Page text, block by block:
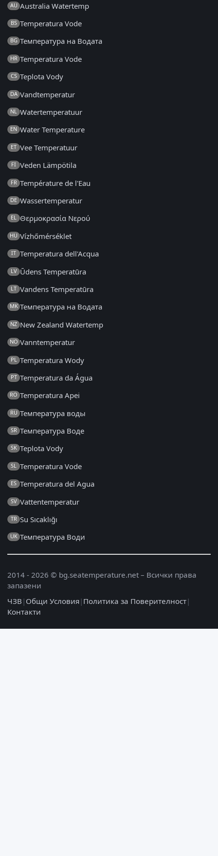
AU Australia Watertemp
BS Temperatura Vode
BG Температура на Водата
HR Temperatura Vode
CS Teplota Vody
DA Vandtemperatur
NL Watertemperatuur
EN Water Temperature
ET Vee Temperatuur
FI Veden Lämpötila
FR Température de l'Eau
DE Wassertemperatur
EL Θερμοκρασία Νερού
HU Vízhőmérséklet
IT Temperatura dell'Acqua
LV Ūdens Temperatūra
LT Vandens Temperatūra
MK Температура на Водата
NZ New Zealand Watertemp
NO Vanntemperatur
PL Temperatura Wody
PT Temperatura da Água
RO Temperatura Apei
RU Температура воды
SR Температура Воде
SK Teplota Vody
SL Temperatura Vode
ES Temperatura del Agua
SV Vattentemperatur
TR Su Sıcaklığı
UK Температура Води
2014 - 2026 © bg.seatemperature.net – Всички права
запазени
ЧЗВ | Общи Условия| Политика за Поверителност|
Контакти